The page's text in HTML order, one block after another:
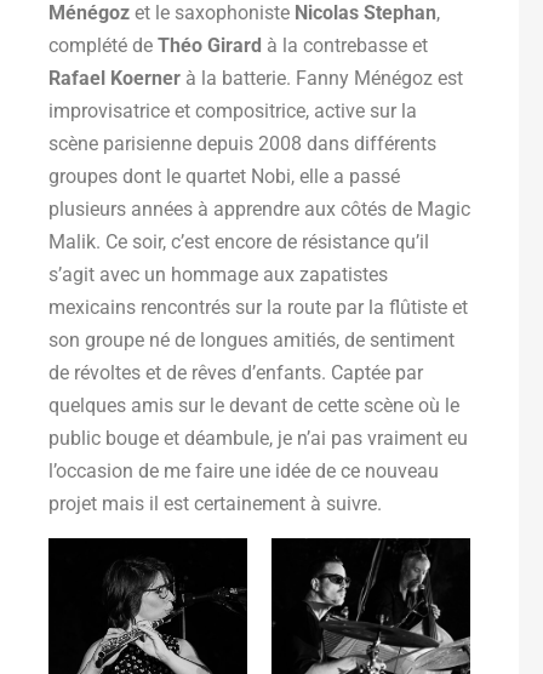
Ménégoz et le saxophoniste Nicolas Stephan,
complété de Théo Girard à la contrebasse et
Rafael Koerner à la batterie. Fanny Ménégoz est
improvisatrice et compositrice, active sur la
scène parisienne depuis 2008 dans différents
groupes dont le quartet Nobi, elle a passé
plusieurs années à apprendre aux côtés de Magic
Malik. Ce soir, c’est encore de résistance qu’il
s’agit avec un hommage aux zapatistes
mexicains rencontrés sur la route par la flûtiste et
son groupe né de longues amitiés, de sentiment
de révoltes et de rêves d’enfants. Captée par
quelques amis sur le devant de cette scène où le
public bouge et déambule, je n’ai pas vraiment eu
l’occasion de me faire une idée de ce nouveau
projet mais il est certainement à suivre.